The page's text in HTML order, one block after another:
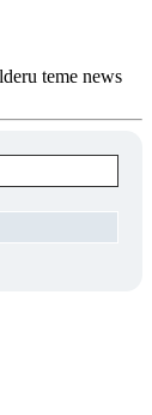
teme news